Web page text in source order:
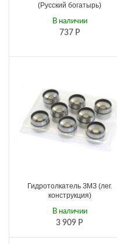
(Русский богатырь)
737 Р
В наличии
Гидротолкатель ЗМЗ (лег.
конструкция)
3 909 Р
В наличии